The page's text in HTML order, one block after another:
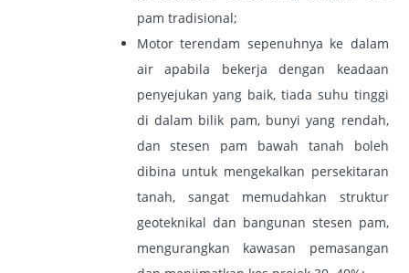
pam tradisional;
Motor terendam sepenuhnya ke dalam
air apabila bekerja dengan keadaan
penyejukan yang baik, tiada suhu tinggi
di dalam bilik pam, bunyi yang rendah,
dan stesen pam bawah tanah boleh
dibina untuk mengekalkan persekitaran
tanah, sangat memudahkan struktur
geoteknikal dan bangunan stesen pam,
mengurangkan kawasan pemasangan